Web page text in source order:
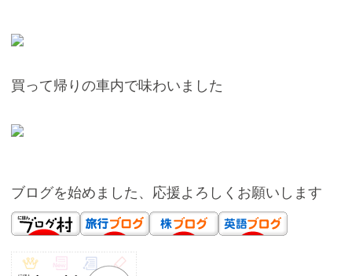
買って帰りの車内で味わいました
ブログを始めました、応援よろしくお願いします